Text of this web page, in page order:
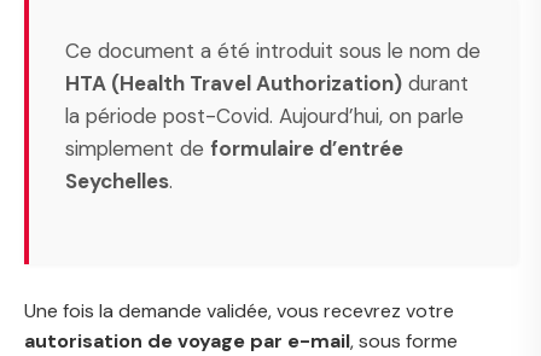
Ce document a été introduit sous le nom de
HTA (Health Travel Authorization) durant
la période post-Covid. Aujourd’hui, on parle
simplement de formulaire d’entrée
Seychelles.
Une fois la demande validée, vous recevrez votre
autorisation de voyage par e-mail, sous forme